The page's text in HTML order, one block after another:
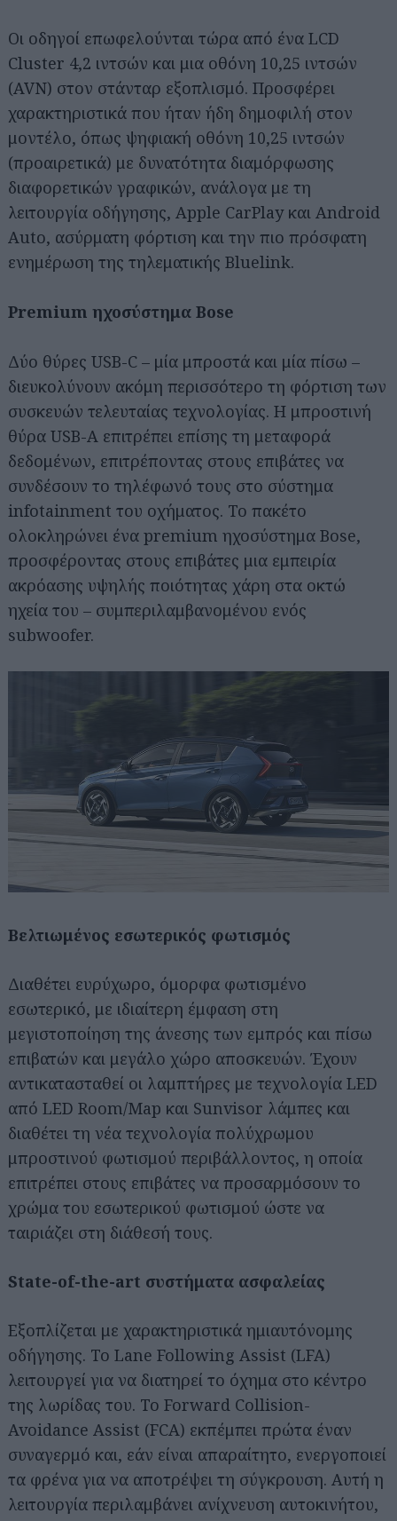
Οι οδηγοί επωφελούνται τώρα από ένα LCD
Cluster 4,2 ιντσών και μια οθόνη 10,25 ιντσών
(AVN) στον στάνταρ εξοπλισμό. Προσφέρει
χαρακτηριστικά που ήταν ήδη δημοφιλή στον
μοντέλο, όπως ψηφιακή οθόνη 10,25 ιντσών
(προαιρετικά) με δυνατότητα διαμόρφωσης
διαφορετικών γραφικών, ανάλογα με τη
λειτουργία οδήγησης, Apple CarPlay και Android
Auto, ασύρματη φόρτιση και την πιο πρόσφατη
ενημέρωση της τηλεματικής Bluelink.
Premium ηχοσύστημα Bose
Δύο θύρες USB-C – μία μπροστά και μία πίσω –
διευκολύνουν ακόμη περισσότερο τη φόρτιση των
συσκευών τελευταίας τεχνολογίας. Η μπροστινή
θύρα USB-A επιτρέπει επίσης τη μεταφορά
δεδομένων, επιτρέποντας στους επιβάτες να
συνδέσουν το τηλέφωνό τους στο σύστημα
infotainment του οχήματος. To πακέτο
ολοκληρώνει ένα premium ηχοσύστημα Bose,
προσφέροντας στους επιβάτες μια εμπειρία
ακρόασης υψηλής ποιότητας χάρη στα οκτώ
ηχεία του – συμπεριλαμβανομένου ενός
subwoofer.
Βελτιωμένος εσωτερικός φωτισμός
Διαθέτει ευρύχωρο, όμορφα φωτισμένο
εσωτερικό, με ιδιαίτερη έμφαση στη
μεγιστοποίηση της άνεσης των εμπρός και πίσω
επιβατών και μεγάλο χώρο αποσκευών. Έχουν
αντικατασταθεί οι λαμπτήρες με τεχνολογία LED
από LED Room/Map και Sunvisor λάμπες και
διαθέτει τη νέα τεχνολογία πολύχρωμου
μπροστινού φωτισμού περιβάλλοντος, η οποία
επιτρέπει στους επιβάτες να προσαρμόσουν το
χρώμα του εσωτερικού φωτισμού ώστε να
ταιριάζει στη διάθεσή τους.
State-of-the-art συστήματα ασφαλείας
Εξοπλίζεται με χαρακτηριστικά ημιαυτόνομης
οδήγησης. Το Lane Following Assist (LFA)
λειτουργεί για να διατηρεί το όχημα στο κέντρο
της λωρίδας του. Το Forward Collision-
Avoidance Assist (FCA) εκπέμπει πρώτα έναν
συναγερμό και, εάν είναι απαραίτητο, ενεργοποιεί
τα φρένα για να αποτρέψει τη σύγκρουση. Αυτή η
λειτουργία περιλαμβάνει ανίχνευση αυτοκινήτου,